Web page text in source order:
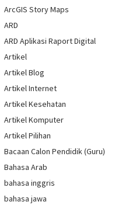
ArcGIS Story Maps
ARD
ARD Aplikasi Raport Digital
Artikel
Artikel Blog
Artikel Internet
Artikel Kesehatan
Artikel Komputer
Artikel Pilihan
Bacaan Calon Pendidik (Guru)
Bahasa Arab
bahasa inggris
bahasa jawa